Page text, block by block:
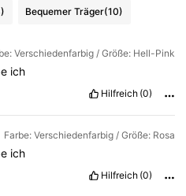
Bequemer Träger(10)
Verschiedenfarbig / Größe: Hell-Pink
ich
Hilfreich (0)
Farbe: Verschiedenfarbig / Größe: Rosa
ich
Hilfreich (0)